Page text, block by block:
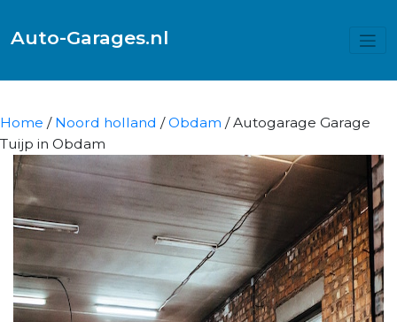
Auto-Garages.nl
Home / Noord holland /Obdam / Autogarage Garage
Tuijp in Obdam